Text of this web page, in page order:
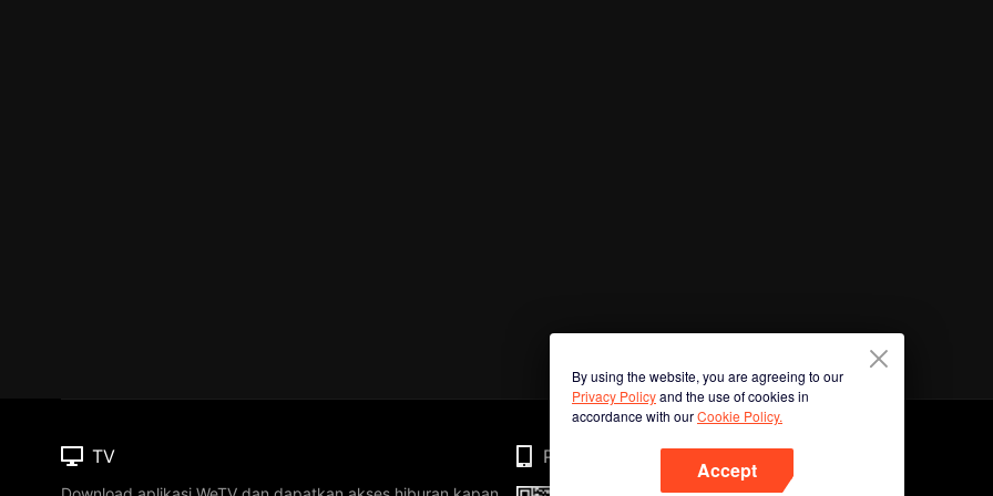
By using the website, you are agreeing to our
Privacy Policyand the use of cookies in
accordance with ourCookie Policy.
Accept
TV Phone